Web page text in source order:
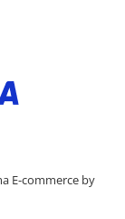
E-commerce by